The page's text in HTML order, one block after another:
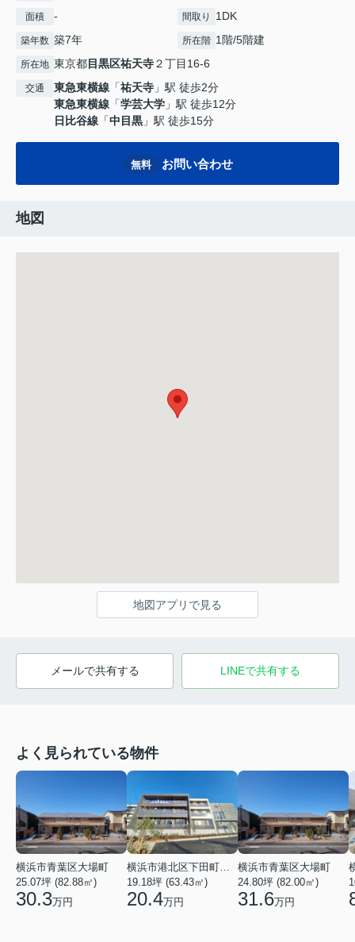
面積 - 間取り 1DK
築年数 築7年 所在階 1階/5階建
所在地 東京都目黒区祐天寺２丁目16-6
交通 東急東横線 「祐天寺 」駅 徒歩2分
東急東横線 「学芸大学 」駅 徒歩12分
日比谷線 「中目黒 」駅 徒歩15分
無料 お問い合わせ
地図
地図アプリで見る
メールで共有する LINEで共有する
よく見られている物件
横浜市青葉区大場町
25.07坪 (82.88㎡)
30.3万円
19.18坪 (63.43㎡)
20.4万円
横浜市青葉区大場町
24.80坪 (82.00㎡)
31.6万円